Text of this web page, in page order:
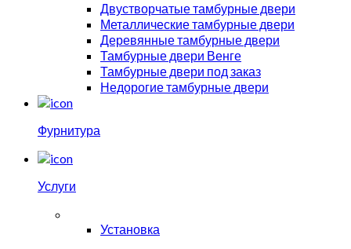
Двустворчатые тамбурные двери
Металлические тамбурные двери
Деревянные тамбурные двери
Тамбурные двери Венге
Тамбурные двери под заказ
Недорогие тамбурные двери
Фурнитура
Услуги
Установка